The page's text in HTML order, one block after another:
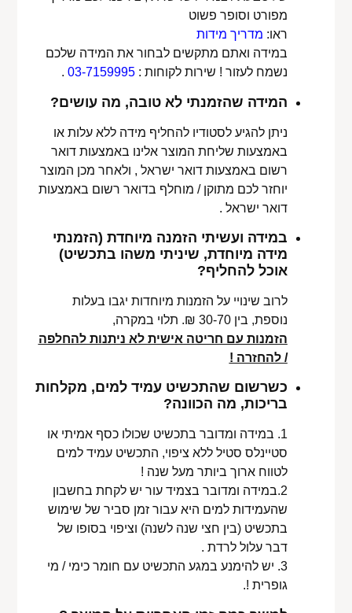
מפורט וסופר פשוט
ראו: מדריך מידות
במידה ואתם מתקשים לבחור את המידה שלכם
נשמח לעזור ! שירות לקוחות :03-7159995
.
המידה שהזמנתי לא טובה, מה עושים?
ניתן להגיע לסטודיו להחליף מידה ללא עלות או
באמצעות שליחת המוצר אלינו באמצעות דואר
רשום באמצעות דואר ישראל , ולאחר מכן המוצר
יוחזר לכם מתוקן / מוחלף בדואר רשום באמצעות
דואר ישראל .
במידה ועשיתי הזמנה מיוחדת (הזמנתי
מידה מיוחדת, שיניתי משהו בתכשיט)
אוכל להחליף?
לרוב שינויי על הזמנות מיוחדות יגבו בעלות
נוספת, בין 30-70 ₪. תלוי במקרה,
הזמנות עם חריטה אישית לא ניתנות להחלפה
/ להחזרה !
כשרשום שהתכשיט עמיד למים, מקלחות
בריכות, מה הכוונה?
1. במידה ומדובר בתכשיט שכולו כסף אמיתי או
סטיינלס סטיל ללא ציפוי, התכשיט עמיד למים
לטווח ארוך ביותר מעל שנה !
2.במידה ומדובר בצמיד עור יש לקחת בחשבון
שהעמידות למים היא עבור זמן סביר של שימוש
בתכשיט (בין חצי שנה לשנה) וציפוי בסופו של
דבר עלול לרדת .
3. יש להימנע במגע התכשיט עם חומר כימי / מי
גופרית !.